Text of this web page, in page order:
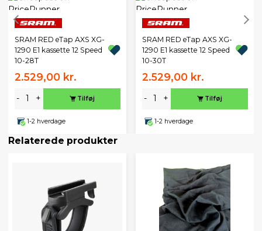
SRAM RED eTap AXS XG-
1290 E1 kassette 12 Speed
10-28T
2.529,00 kr.
- + Tilføj
1-2 hverdage
SRAM RED eTap AXS XG-
1290 E1 kassette 12 Speed
10-30T
2.529,00 kr.
- + Tilføj
1-2 hverdage
Relaterede produkter